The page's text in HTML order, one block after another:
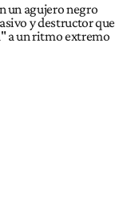
un agujero negro
y destructor que
a un ritmo extremo